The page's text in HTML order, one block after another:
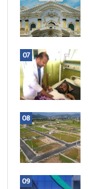
07
08
09